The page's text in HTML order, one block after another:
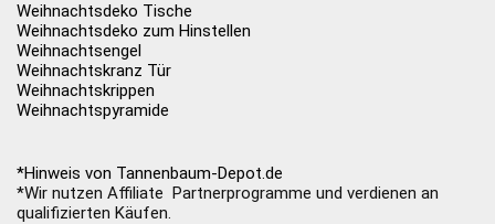
Weihnachtsdeko Tische
Weihnachtsdeko zum Hinstellen
Weihnachtsengel
Weihnachtskranz Tür
Weihnachtskrippen
Weihnachtspyramide
*Hinweis von Tannenbaum-Depot.de
*Wir nutzen Affiliate Partnerprogramme und verdienen an
qualifizierten Käufen.